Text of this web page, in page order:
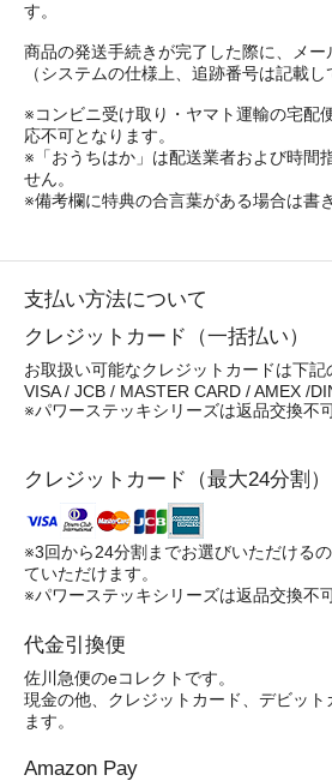
す。
商品の発送手続きが完了した際に、メー
（システムの仕様上、追跡番号は記載し
※コンビニ受け取り・ヤマト運輸の宅配
応不可となります。
※「おうちはか」は配送業者および時間
せん。
※備考欄に特典の合言葉がある場合は書
支払い方法について
クレジットカード（一括払い）
お取扱い可能なクレジットカードは下記
VISA / JCB / MASTER CARD / AMEX /
※パワーステッキシリーズは返品交換不
クレジットカード（最大24分割）
※3回から24分割までお選びいただける
ていただけます。
※パワーステッキシリーズは返品交換不
代金引換便
佐川急便のeコレクトです。
現金の他、クレジットカード、デビッ
ます。
Amazon Pay